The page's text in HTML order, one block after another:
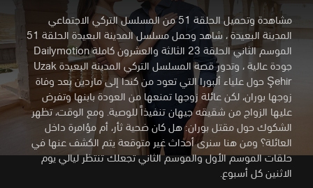
مشاهدة وتحميل الحلقة 51 من المسلسل التركي الاجتماعي
المدينة البعيدة ، شاهد وحمل مسلسل المدينة البعيدة الحلقة 51
الموسم الثاني الحلقة 23 الثالثة والعشرون كاملة Dailymotion
جودة عالية، وتدور قصة المسلسل التركي المدينة البعيدة Uzak
Şehir حول علياء ألبورا التي تعود من كندا إلى ماردين بعد وفاة
زوجها بوران، لكن عائلة زوجها تمنعها من العودة بابنها وتفرض
عليها الزواج من شقيقه جيهان تنفيذاً للوصية. ومع الوقت، تظهر
الشكوك حول مقتل بوران: هل كان ضحية ثأر، أم مؤامرة داخل
العائلة؟ ومن هنا سنرى أحداث غير متوقعة يتم الكشف عنها في
حلقات الموسم الأول والموسم الثاني تجعلك تنتظر ليالي يوم
الاثنين كل أسبوع.